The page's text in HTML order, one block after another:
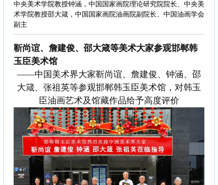
中央美术学院教授钟涵，中国国家画院理论研究院院长、中央美
术学院教授邵大箴，中国国家画院油画院副院长、中国油画学会
副主
靳尚谊、詹建俊、邵大箴等美术大家参观邯郸韩
玉臣美术馆
——中国美术界大家靳尚谊、詹建俊、钟涵、邵
大箴、张祖英等参观邯郸韩玉臣美术馆，对韩玉
臣油画艺术及馆藏作品给予高度评价